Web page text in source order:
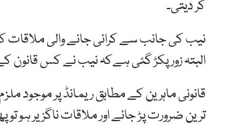
کر دیتی۔
نیب کی جانب سے کرائی جانے والی
البتہ زور پکڑ گئی ہےکہ نیب نے کس قانون
قانونی ماہرین کے مطابق ریمانڈ پر
ترین ضرورت پڑ جائے اور ملاقات ناگزیر